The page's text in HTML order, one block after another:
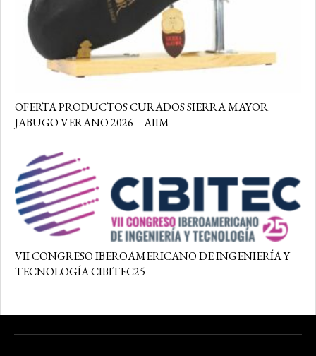
OFERTA PRODUCTOS CURADOS SIERRA MAYOR
JABUGO VERANO 2026 – AIIM
VII CONGRESO IBEROAMERICANO DE INGENIERÍA Y
TECNOLOGÍA CIBITEC25